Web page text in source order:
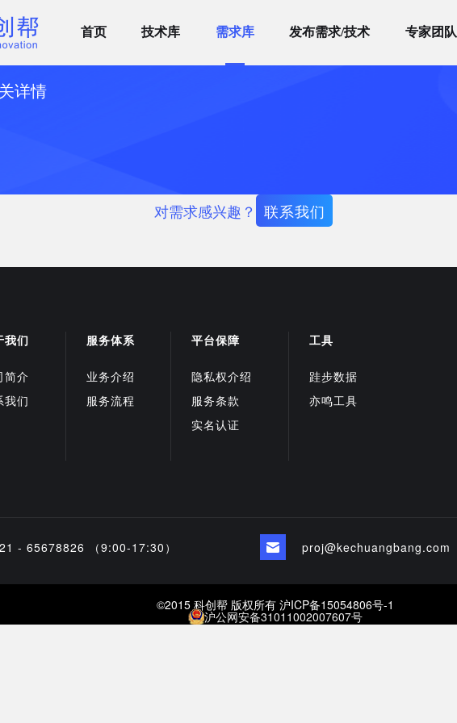
首页 技术库 需求库 发布需求/技术 专家团队
详情
对需求感兴趣？ 联系我们
我们
简介
我们
服务体系
业务介绍
服务流程
平台保障
隐私权介绍
服务条款
实名认证
工具
跬步数据
亦鸣工具
- 65678826 （9:00-17:30） proj@kechuangbang.com
©2015 科创帮 版权所有 沪ICP备15054806号-1
沪公网安备31011002007607号